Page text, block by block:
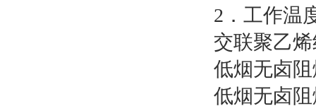
2 ．工作温
交联聚乙
低烟无卤
低烟无卤